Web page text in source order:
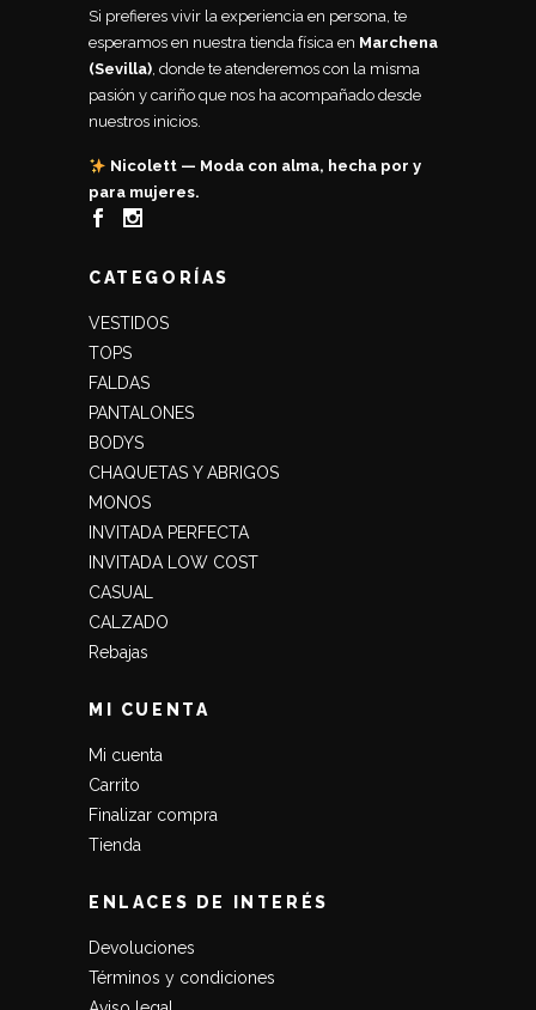
Si prefieres vivir la experiencia en persona, te
esperamos en nuestra tienda física en Marchena
(Sevilla), donde te atenderemos con la misma
pasión y cariño que nos ha acompañado desde
nuestros inicios.
Nicolett — Moda con alma, hecha por y
para mujeres.
CATEGORÍAS
VESTIDOS
TOPS
FALDAS
PANTALONES
BODYS
CHAQUETAS Y ABRIGOS
MONOS
INVITADA PERFECTA
INVITADA LOW COST
CASUAL
CALZADO
Rebajas
MI CUENTA
Mi cuenta
Carrito
Finalizar compra
Tienda
ENLACES DE INTERÉS
Devoluciones
Términos y condiciones